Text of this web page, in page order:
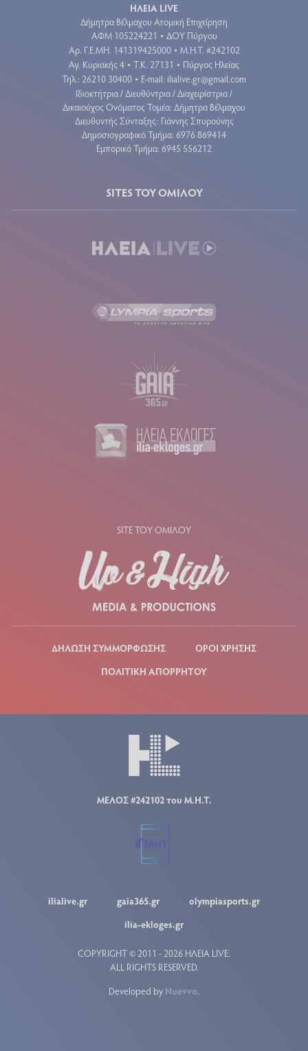
ΗΛΕΙΑ LIVE
Δήμητρα Βέλμαχου Ατομική Επιχείρηση
ΑΦΜ 105224221 • ΔΟΥ Πύργου
Aρ. Γ.Ε.ΜΗ. 141319425000 • Μ.Η.Τ. #242102
Αγ. Κυριακής 4 • Τ.Κ. 27131 • Πύργος Ηλείας
Τηλ.: 26210 30400 • E-mail: ilialive.gr@gmail.com
Ιδιοκτήτρια / Διευθύντρια / Διαχειρίστρια /
Δικαιούχος Ονόματος Τομέα: Δήμητρα Βέλμαχου
Διευθυντής Σύνταξης: Γιάννης Σπυρούνης
Δημοσιογραφικό Τμήμα: 6976 869414
Εμπορικό Τμήμα: 6945 556212
SITES ΤΟΥ ΟΜΙΛΟΥ
SITE ΤΟΥ ΟΜΙΛΟΥ
ΔΗΛΩΣΗ ΣΥΜΜΟΡΦΩΣΗΣ
ΟΡΟΙ ΧΡΗΣΗΣ
ΠΟΛΙΤΙΚΗ ΑΠΟΡΡΗΤΟΥ
ΜΕΛΟΣ #242102 του Μ.Η.Τ.
ilialive.gr gaia365.gr
olympiasports.gr
ilia-ekloges.gr
COPYRIGHT © 2011 - 2026 ΗΛΕΙΑ LIVE.
ALL RIGHTS RESERVED.
Developed by Nuevvo.